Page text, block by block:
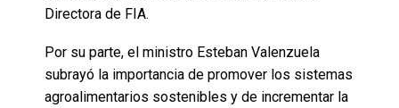
Directora de FIA.
Por su parte, el ministro Esteban Valenzuela
subrayó la importancia de promover los sistemas
agroalimentarios sostenibles y de incrementar la